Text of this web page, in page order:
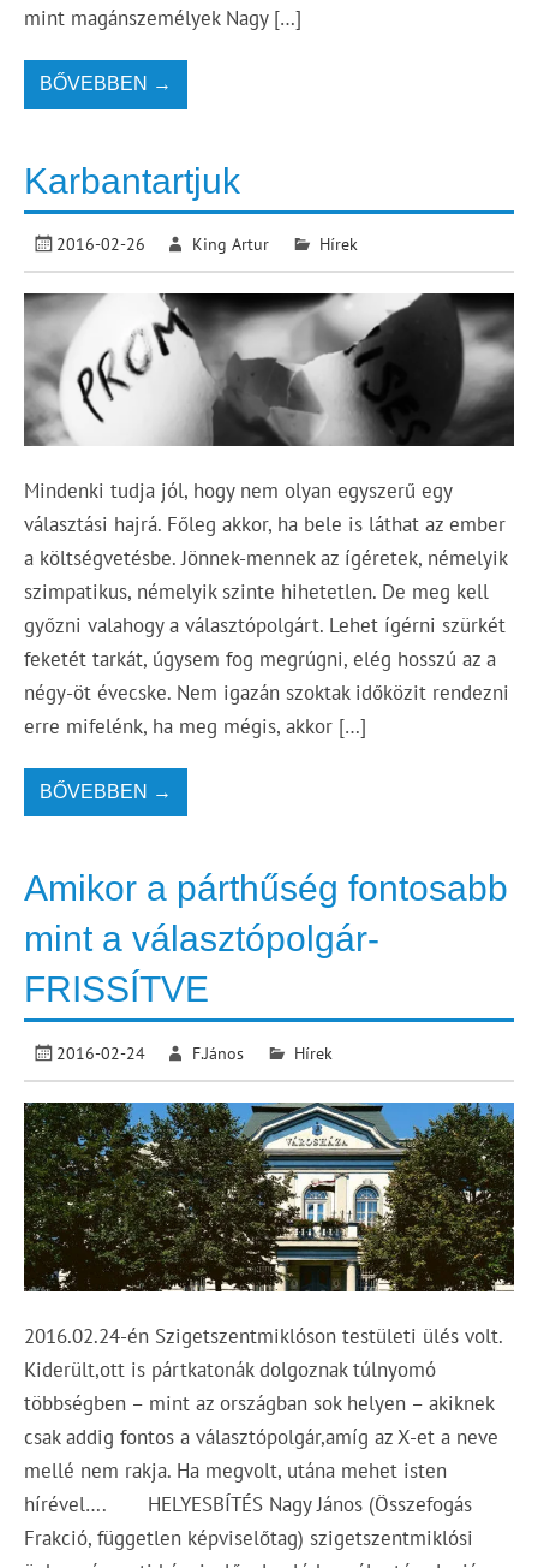
mint magánszemélyek Nagy […]
BŐVEBBEN →
Karbantartjuk
2016-02-26 King Artur Hírek
Mindenki tudja jól, hogy nem olyan egyszerű egy
választási hajrá. Főleg akkor, ha bele is láthat az ember
a költségvetésbe. Jönnek-mennek az ígéretek, némelyik
szimpatikus, némelyik szinte hihetetlen. De meg kell
győzni valahogy a választópolgárt. Lehet ígérni szürkét
feketét tarkát, úgysem fog megrúgni, elég hosszú az a
négy-öt évecske. Nem igazán szoktak időközit rendezni
erre mifelénk, ha meg mégis, akkor […]
BŐVEBBEN →
Amikor a párthűség fontosabb
mint a választópolgár-
FRISSÍTVE
2016-02-24 F.János Hírek
2016.02.24-én Szigetszentmiklóson testületi ülés volt.
Kiderült,ott is pártkatonák dolgoznak túlnyomó
többségben – mint az országban sok helyen – akiknek
csak addig fontos a választópolgár,amíg az X-et a neve
mellé nem rakja. Ha megvolt, utána mehet isten
hírével…. HELYESBÍTÉS Nagy János (Összefogás
Frakció, független képviselőtag) szigetszentmiklósi